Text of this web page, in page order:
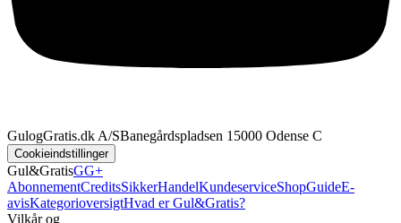
GulogGratis.dk A/SBanegårdspladsen 1 5000 Odense C
Cookieindstillinger
Gul&GratisGG+
AbonnementCreditsSikkerHandelKundeserviceShopGuideE-
avisKategorioversigtHvad er Gul&Gratis?
Vilkår og